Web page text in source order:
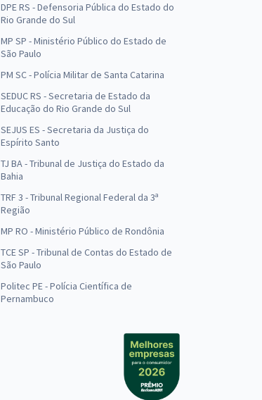
DPE RS - Defensoria Pública do Estado do
Rio Grande do Sul
MP SP - Ministério Público do Estado de
São Paulo
PM SC - Polícia Militar de Santa Catarina
SEDUC RS - Secretaria de Estado da
Educação do Rio Grande do Sul
SEJUS ES - Secretaria da Justiça do
Espírito Santo
TJ BA - Tribunal de Justiça do Estado da
Bahia
TRF 3 - Tribunal Regional Federal da 3ª
Região
MP RO - Ministério Público de Rondônia
TCE SP - Tribunal de Contas do Estado de
São Paulo
Politec PE - Polícia Científica de
Pernambuco